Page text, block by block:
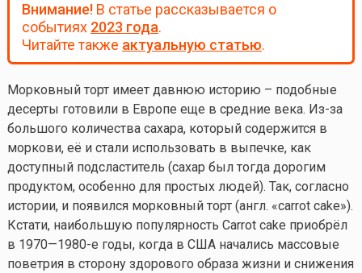
Внимание!В статье рассказывается о
событиях 2023 года.
Читайте также актуальную статью.
Морковный торт имеет давнюю историю – подобные
десерты готовили в Европе еще в средние века. Из-за
большого количества сахара, который содержится в
моркови, её и стали использовать в выпечке, как
доступный подсластитель (сахар был тогда дорогим
продуктом, особенно для простых людей). Так, согласно
истории, и появился морковный торт (англ. «carrot cake»).
Кстати, наибольшую популярность Carrot cake приобрёл
в 1970—1980-е годы, когда в США начались массовые
поветрия в сторону здорового образа жизни и снижения